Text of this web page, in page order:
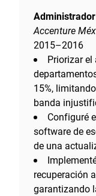
Accenture
2015–2016
Priorizar
15%,
banda
Configuré
software de
de una
recuperación
garantizando